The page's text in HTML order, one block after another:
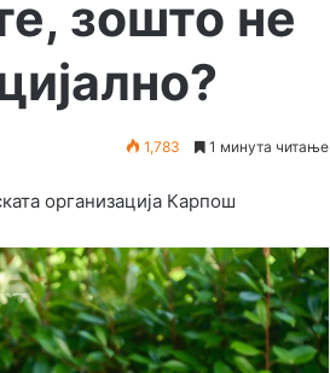
зошто не
1,783 1 минута читање
организација Карпош